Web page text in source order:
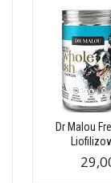
Dr Malou